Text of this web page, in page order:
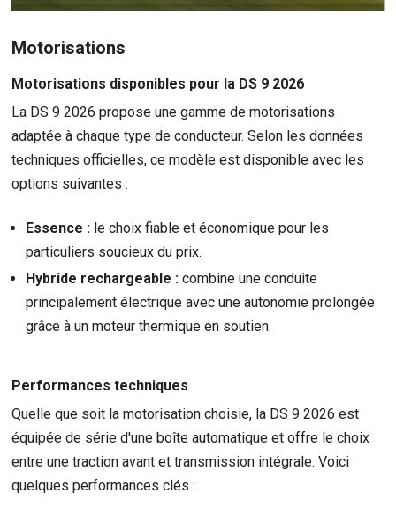
Motorisations
Motorisations disponibles pour la DS 9 2026
La DS 9 2026 propose une gamme de motorisations
adaptée à chaque type de conducteur. Selon les données
techniques officielles, ce modèle est disponible avec les
options suivantes :
Essence : le choix fiable et économique pour les
particuliers soucieux du prix.
Hybride rechargeable : combine une conduite
principalement électrique avec une autonomie prolongée
grâce à un moteur thermique en soutien.
Performances techniques
Quelle que soit la motorisation choisie, la DS 9 2026 est
équipée de série d'une boîte automatique et offre le choix
entre une traction avant et transmission intégrale. Voici
quelques performances clés :